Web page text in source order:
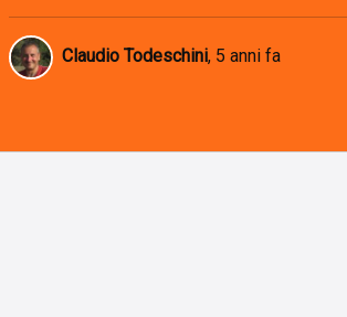
Claudio Todeschini, 5 anni fa